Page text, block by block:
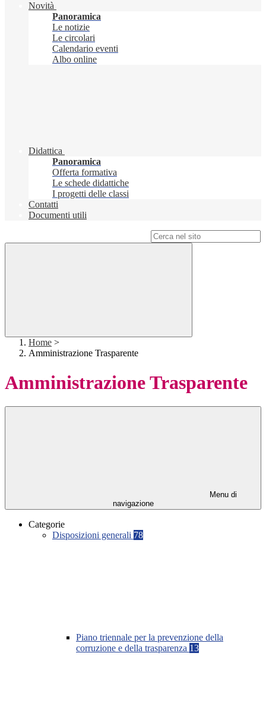
Novità
Panoramica
Le notizie
Le circolari
Calendario eventi
Albo online
Didattica
Panoramica
Offerta formativa
Le schede didattiche
I progetti delle classi
Contatti
Documenti utili
Home >
Amministrazione Trasparente
Amministrazione Trasparente
Menu di
navigazione
Categorie
Disposizioni generali 78
Piano triennale per la prevenzione della
corruzione e della trasparenza 13